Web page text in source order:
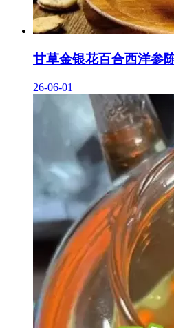
甘草金银花百合西洋参
26-06-01